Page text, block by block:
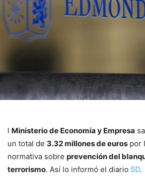
l Ministerio de Economía y Empresa
un total de 3.32 millones de eurospor
normativa sobre prevención del
terrorismo. Así lo informó el diario 5D.